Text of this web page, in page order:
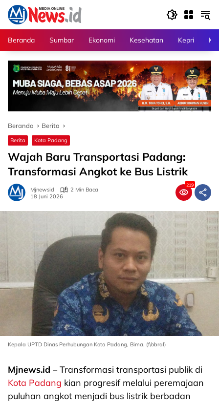
Langsung
konten
Beranda
Sumbar Ekonomi Kesehatan Kepri
Beranda Berita
Berita Kota Padang
Wajah Baru Transportasi Padang:
Transformasi Angkot ke Bus Listrik
Mjnewsid
2 Min Baca
18 Juni 2026
219
Kepala UPTD Dinas Perhubungan Kota Padang, Bima. (f/obral)
Mjnews.id – Transformasi transportasi publik di
Kota Padang kian progresif melalui peremajaan
puluhan angkot menjadi bus listrik berbadan